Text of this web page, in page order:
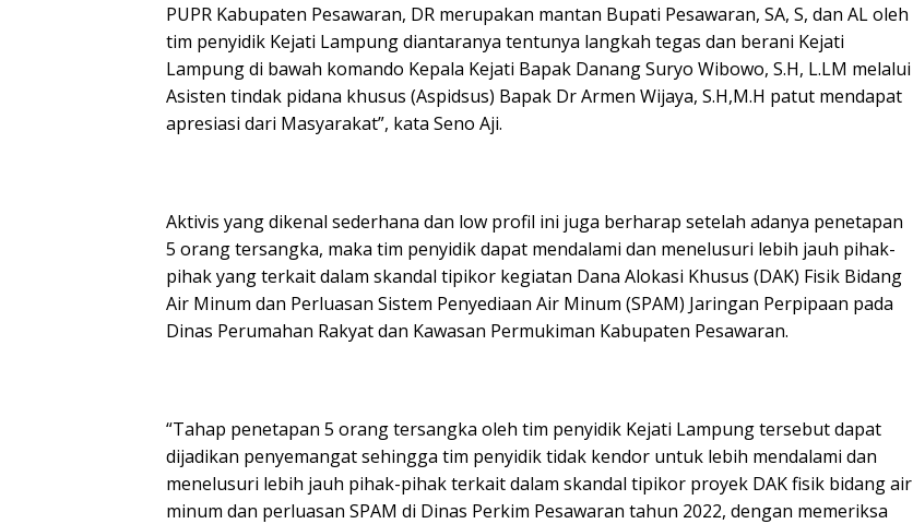
PUPR Kabupaten Pesawaran, DR merupakan mantan Bupati Pesawaran, SA, S, dan AL oleh
tim penyidik Kejati Lampung diantaranya tentunya langkah tegas dan berani Kejati
Lampung di bawah komando Kepala Kejati Bapak Danang Suryo Wibowo, S.H, L.LM melalui
Asisten tindak pidana khusus (Aspidsus) Bapak Dr Armen Wijaya, S.H,M.H patut mendapat
apresiasi dari Masyarakat”, kata Seno Aji.
Aktivis yang dikenal sederhana dan low profil ini juga berharap setelah adanya penetapan
5 orang tersangka, maka tim penyidik dapat mendalami dan menelusuri lebih jauh pihak-
pihak yang terkait dalam skandal tipikor kegiatan Dana Alokasi Khusus (DAK) Fisik Bidang
Air Minum dan Perluasan Sistem Penyediaan Air Minum (SPAM) Jaringan Perpipaan pada
Dinas Perumahan Rakyat dan Kawasan Permukiman Kabupaten Pesawaran.
“Tahap penetapan 5 orang tersangka oleh tim penyidik Kejati Lampung tersebut dapat
dijadikan penyemangat sehingga tim penyidik tidak kendor untuk lebih mendalami dan
menelusuri lebih jauh pihak-pihak terkait dalam skandal tipikor proyek DAK fisik bidang air
minum dan perluasan SPAM di Dinas Perkim Pesawaran tahun 2022, dengan memeriksa